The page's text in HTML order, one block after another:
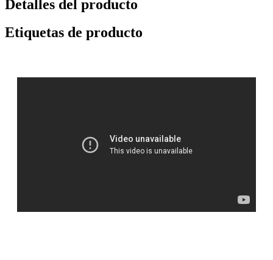
Detalles del producto
Etiquetas de producto